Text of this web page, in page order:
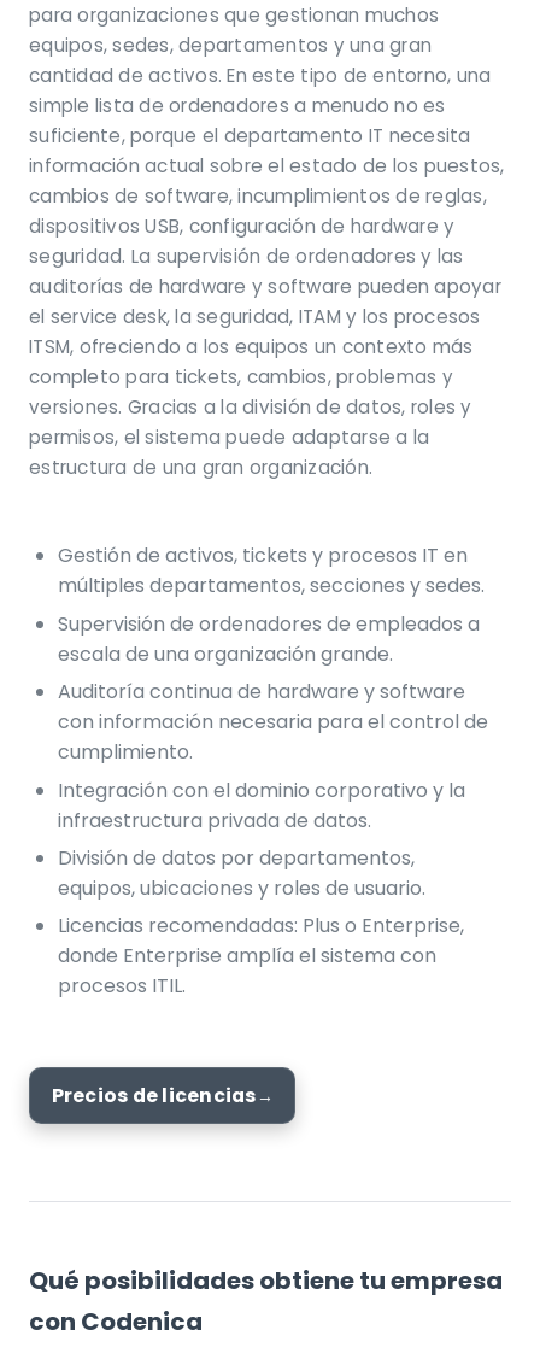
para organizaciones que gestionan muchos
equipos, sedes, departamentos y una gran
cantidad de activos. En este tipo de entorno, una
simple lista de ordenadores a menudo no es
suficiente, porque el departamento IT necesita
información actual sobre el estado de los puestos,
cambios de software, incumplimientos de reglas,
dispositivos USB, configuración de hardware y
seguridad. La supervisión de ordenadores y las
auditorías de hardware y software pueden apoyar
el service desk, la seguridad, ITAM y los procesos
ITSM, ofreciendo a los equipos un contexto más
completo para tickets, cambios, problemas y
versiones. Gracias a la división de datos, roles y
permisos, el sistema puede adaptarse a la
estructura de una gran organización.
Gestión de activos, tickets y procesos IT en
múltiples departamentos, secciones y sedes.
Supervisión de ordenadores de empleados a
escala de una organización grande.
Auditoría continua de hardware y software
con información necesaria para el control de
cumplimiento.
Integración con el dominio corporativo y la
infraestructura privada de datos.
División de datos por departamentos,
equipos, ubicaciones y roles de usuario.
Licencias recomendadas: Plus o Enterprise,
donde Enterprise amplía el sistema con
procesos ITIL.
Precios de licencias
Qué posibilidades obtiene tu empresa
con Codenica